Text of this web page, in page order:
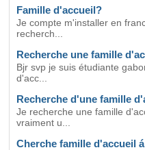
Famille d'accueil?
Je compte m'installer en
recherch...
Recherche une famille
Bjr svp je suis étudiante
d'acc...
Recherche d'une famille
Je recherche une famille
vraiment u...
Cherche famille d'accueil